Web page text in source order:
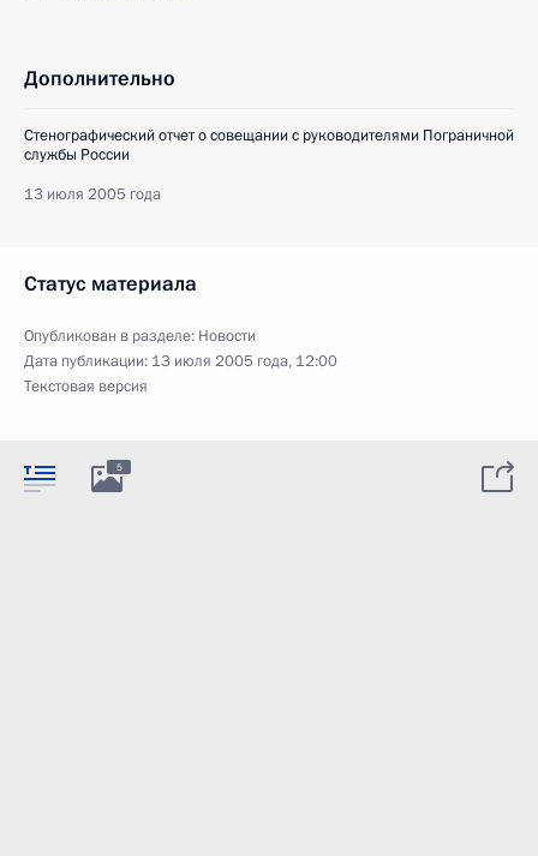
Дополнительно
Стенографический отчет о совещании с руководителями Пограничной
службы России
13 июля 2005 года
Статус материала
Опубликован в разделе: Новости
Дата публикации: 13 июля 2005 года, 12:00
Текстовая версия
5